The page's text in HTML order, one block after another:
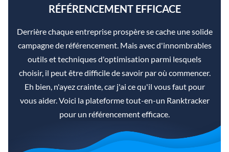
RÉFÉRENCEMENT EFFICACE
Derrière chaque entreprise prospère se cache une solide
campagne de référencement. Mais avec d'innombrables
outils et techniques d'optimisation parmi lesquels
choisir, il peut être difficile de savoir par où commencer.
Eh bien, n'ayez crainte, car j'ai ce qu'il vous faut pour
vous aider. Voici la plateforme tout-en-un Ranktracker
pour un référencement efficace.